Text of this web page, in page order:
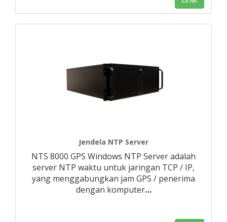
Jendela NTP Server
NTS 8000 GPS Windows NTP Server adalah
server NTP waktu untuk jaringan TCP / IP,
yang menggabungkan jam GPS / penerima
dengan komputer…